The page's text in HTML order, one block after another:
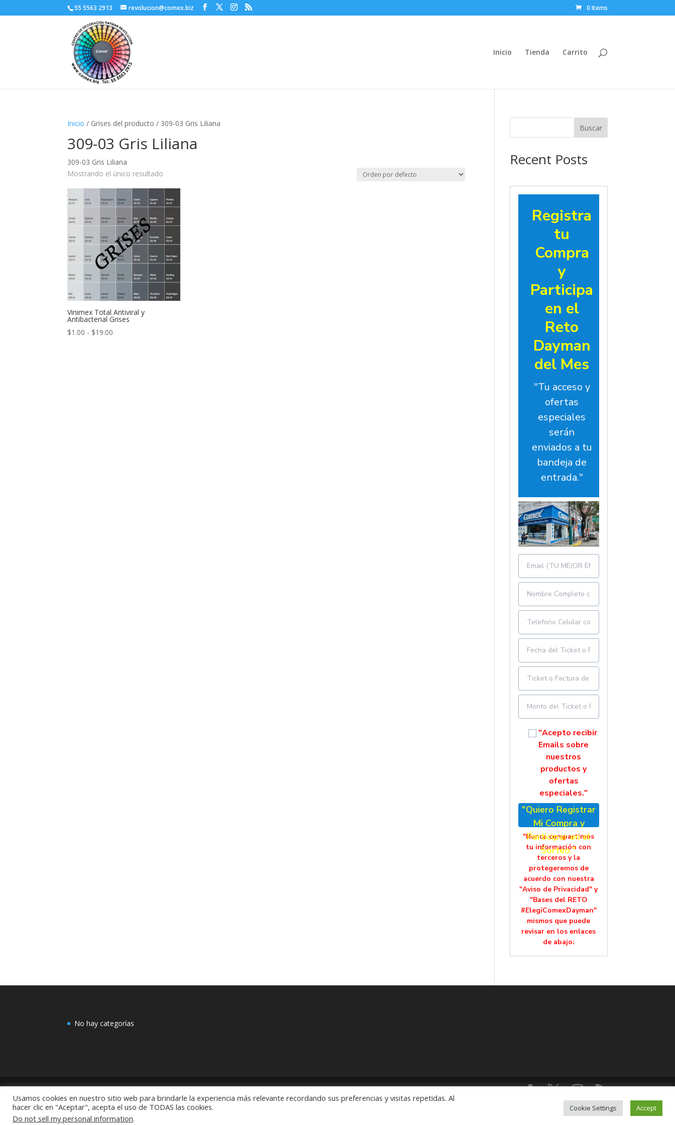
55 5563 2913 revolucion@comex.biz 0 Items
Inicio Tienda Carrito
Inicio / Grises del producto / 309-03 Gris Liliana
309-03 Gris Liliana
309-03 Gris Liliana
Mostrando el único resultado
Vinimex Total Antiviral y
Antibacterial Grises
$1.00 - $19.00
Buscar
Recent Posts
Registra
tu
Compra
y
Participa
en el
Reto
Dayman
del Mes
"Tu acceso y
ofertas
especiales
serán
enviados a tu
bandeja de
entrada."
"Acepto recibir
Emails sobre
nuestros
productos y
ofertas
especiales."
"Quiero Registrar
Mi Compra y
Participar en el
Sorteo."
"Nunca compartimos
tu información con
terceros y la
protegeremos de
acuerdo con nuestra
"Aviso de Privacidad" y
"Bases del RETO
#ElegíComexDayman"
mismos que puede
revisar en los enlaces
de abajo:
No hay categorías
COMEX: "Centro de Decoración Dayman Revolución" Pedidos: 55 5563 2913 y 55 5563 1186 Rubens # 3, Esquina Revolución, Colonia Mixcoac, C.P. 03910, CDMX,
México
Usamos cookies en nuestro sitio web para brindarle la experiencia más relevante recordando sus preferencias y visitas repetidas. Al
hacer clic en "Aceptar", acepta el uso de TODAS las cookies.
Do not sell my personal information.
Cookie Settings Accept